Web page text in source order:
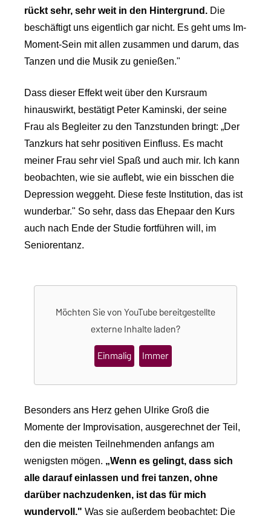
rückt sehr, sehr weit in den Hintergrund. Die
beschäftigt uns eigentlich gar nicht. Es geht ums Im-
Moment-Sein mit allen zusammen und darum, das
Tanzen und die Musik zu genießen."
Dass dieser Effekt weit über den Kursraum
hinauswirkt, bestätigt Peter Kaminski, der seine
Frau als Begleiter zu den Tanzstunden bringt: „Der
Tanzkurs hat sehr positiven Einfluss. Es macht
meiner Frau sehr viel Spaß und auch mir. Ich kann
beobachten, wie sie auflebt, wie ein bisschen die
Depression weggeht. Diese feste Institution, das ist
wunderbar." So sehr, dass das Ehepaar den Kurs
auch nach Ende der Studie fortführen will, im
Seniorentanz.
Möchten Sie vonYouTubebereitgestellte
externe Inhalte laden?
Einmalig
Immer
Besonders ans Herz gehen Ulrike Groß die
Momente der Improvisation, ausgerechnet der Teil,
den die meisten Teilnehmenden anfangs am
wenigsten mögen. „Wenn es gelingt, dass sich
alle darauf einlassen und frei tanzen, ohne
darüber nachzudenken, ist das für mich
wundervoll." Was sie außerdem beobachtet: Die